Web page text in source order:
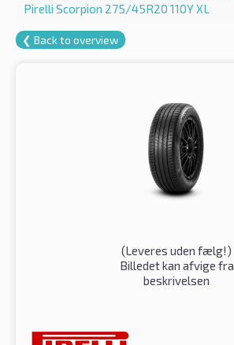
Pirelli Scorpion 275/45R20 110Y XL
❮ Back to overview
(Leveres uden fælg!)
Billedet kan afvige fra
beskrivelsen